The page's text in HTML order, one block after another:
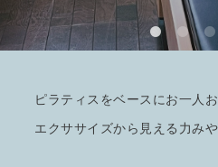
ピラティスをベースにお一人
エクササイズから見える力み